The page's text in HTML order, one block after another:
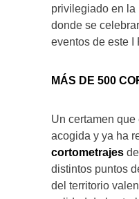
privilegiado en la
donde se
eventos de este I
MÁS DE 500
Un certamen
acogida y ya ha
cortometrajes
distintos puntos
del territorio